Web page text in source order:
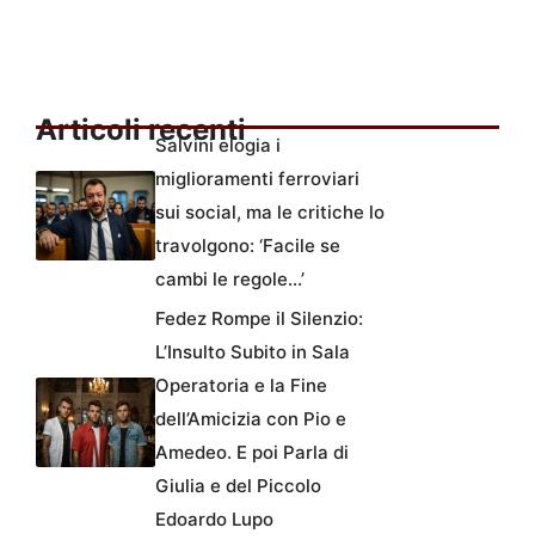
Articoli recenti
Salvini elogia i
miglioramenti ferroviari
sui social, ma le critiche lo
travolgono: ‘Facile se
cambi le regole…’
Fedez Rompe il Silenzio:
L’Insulto Subito in Sala
Operatoria e la Fine
dell’Amicizia con Pio e
Amedeo. E poi Parla di
Giulia e del Piccolo
Edoardo Lupo